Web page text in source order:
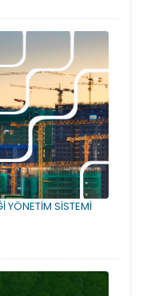
YÖNETİM SİSTEMİ